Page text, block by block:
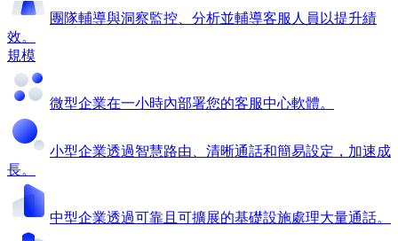
團隊輔導與洞察監控、分析並輔導客服人員以提升績
效。
規模
微型企業在一小時內部署您的客服中心軟體。
小型企業透過智慧路由、清晰通話和簡易設定，加速成
長。
中型企業透過可靠且可擴展的基礎設施處理大量通話。